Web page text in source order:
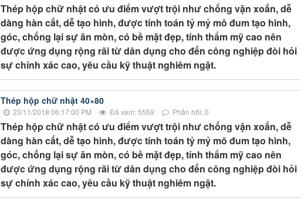
Thép hộp chữ nhật có ưu điểm vượt trội như chống vặn xoắn, dễ
dàng hàn cắt, dễ tạo hình, được tính toán tỷ mỷ mô đum tạo hình,
góc, chống lại sự ăn mòn, có bề mặt đẹp, tính thẩm mỹ cao nên
được ứng dụng rộng rãi từ dân dụng cho đến công nghiệp đòi hỏi
sự chính xác cao, yêu cầu kỹ thuật nghiêm ngặt.
Thép hộp chữ nhật 40×80
23/11/2018 06:17:00 PM Đã xem: 5559 Phản hồi: 0
Thép hộp chữ nhật có ưu điểm vượt trội như chống vặn xoắn, dễ
dàng hàn cắt, dễ tạo hình, được tính toán tỷ mỷ mô đum tạo hình,
góc, chống lại sự ăn mòn, có bề mặt đẹp, tính thẩm mỹ cao nên
được ứng dụng rộng rãi từ dân dụng cho đến công nghiệp đòi hỏi
sự chính xác cao, yêu cầu kỹ thuật nghiêm ngặt.